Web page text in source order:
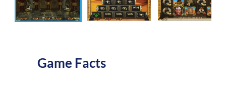
Game Facts